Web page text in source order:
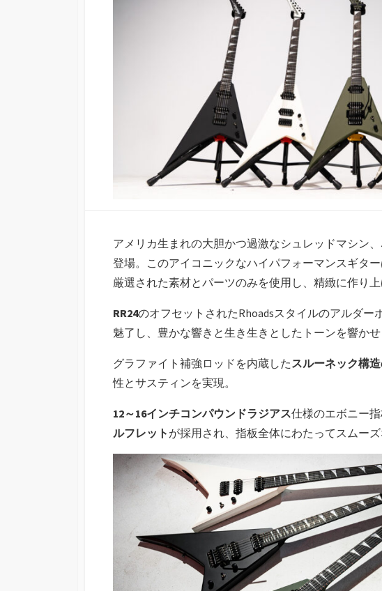
アメリカ生まれの大胆かつ過激なシュレッドマシン、
登場。このアイコニックなハイパフォーマンスギタ
厳選された素材とパーツのみを使用し、精緻に作り上
RR24のオフセットされたRhoadsスタイルのアルダ
魅了し、豊かな響きと生き生きとしたトーンを響かせ
グラファイト補強ロッドを内蔵した スルーネック構
性とサスティンを実現。
12～16インチコンパウンドラジアス仕様のエボニー
ルフレット が採用され、指板全体にわたってスムー